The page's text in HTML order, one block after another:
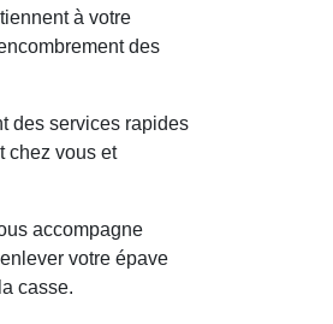
à votre
des
des services rapides
chez vous et
accompagne
votre épave
casse.